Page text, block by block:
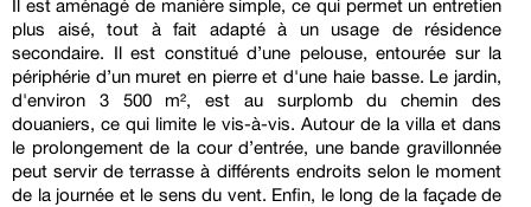
Il est aménagé de manière simple, ce qui permet un entretien
plus aisé, tout à fait adapté à un usage de résidence
secondaire. Il est constitué d’une pelouse, entourée sur la
périphérie d’un muret en pierre et d'une haie basse. Le jardin,
d'environ 3 500 m², est au surplomb du chemin des
douaniers, ce qui limite le vis-à-vis. Autour de la villa et dans
le prolongement de la cour d’entrée, une bande gravillonnée
peut servir de terrasse à différents endroits selon le moment
de la journée et le sens du vent. Enfin, le long de la façade de